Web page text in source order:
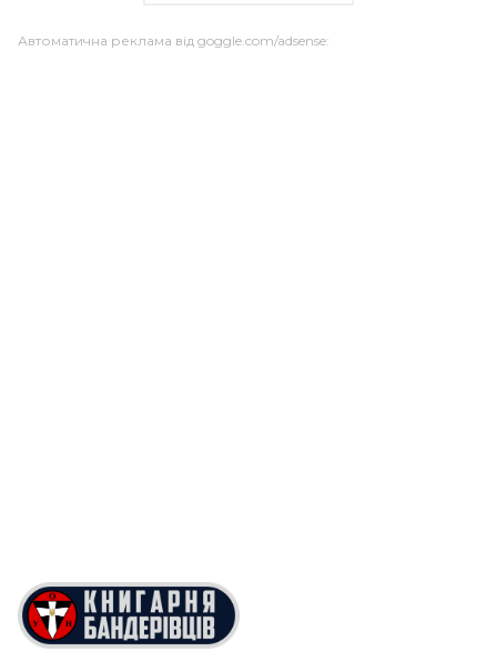
Автоматична реклама від goggle.com/adsense: